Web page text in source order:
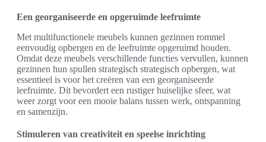
Een georganiseerde en opgeruimde leefruimte
Met multifunctionele meubels kunnen gezinnen rommel
eenvoudig opbergen en de leefruimte opgeruimd houden.
Omdat deze meubels verschillende functies vervullen, kunnen
gezinnen hun spullen strategisch strategisch opbergen, wat
essentieel is voor het creëren van een georganiseerde
leefruimte. Dit bevordert een rustiger huiselijke sfeer, wat
weer zorgt voor een mooie balans tussen werk, ontspanning
en samenzijn.
Stimuleren van creativiteit en speelse inrichting